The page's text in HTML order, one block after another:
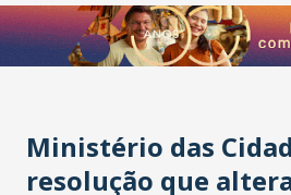
a
g
e
Ministério das
resolução que